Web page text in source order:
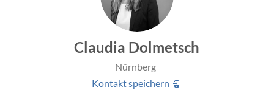
Claudia Dolmetsch
Nürnberg
Kontakt speichern